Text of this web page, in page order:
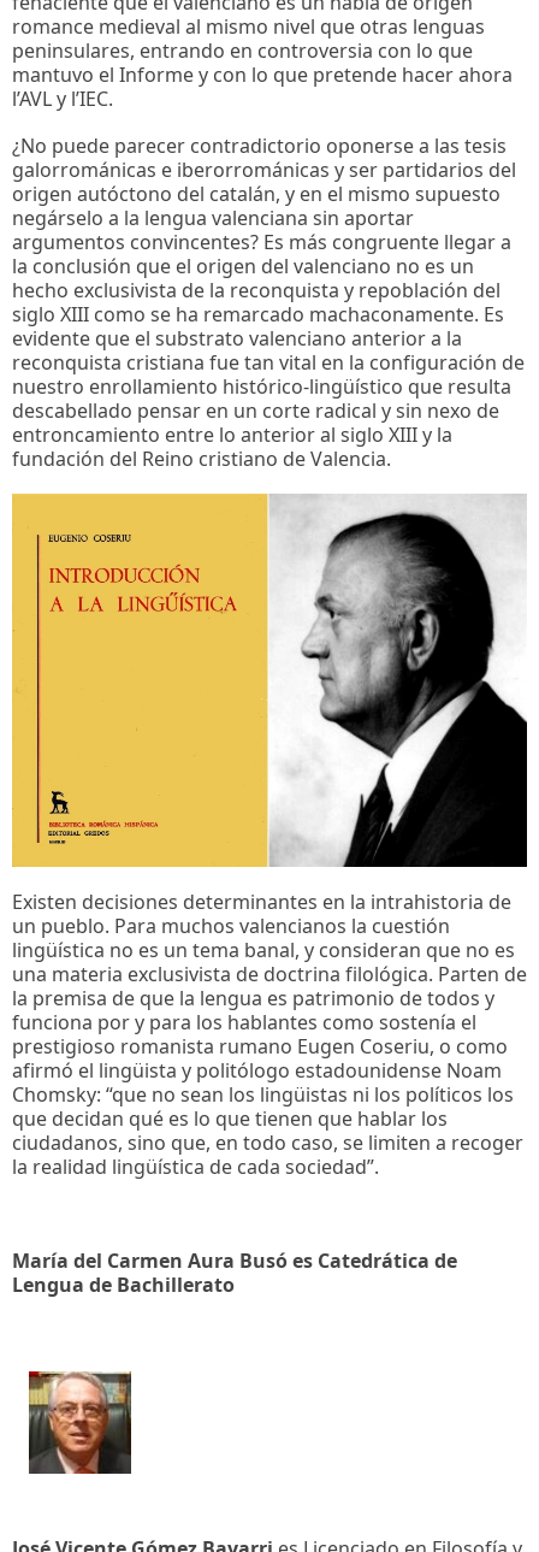
romance medieval al mismo nivel que otras lenguas
peninsulares, entrando en controversia con lo que
mantuvo el Informe y con lo que pretende hacer ahora
l’AVL y l’IEC.
¿No puede parecer contradictorio oponerse a las tesis
galorrománicas e iberorrománicas y ser partidarios del
origen autóctono del catalán, y en el mismo supuesto
negárselo a la lengua valenciana sin aportar
argumentos convincentes? Es más congruente llegar a
la conclusión que el origen del valenciano no es un
hecho exclusivista de la reconquista y repoblación del
siglo XIII como se ha remarcado machaconamente. Es
evidente que el substrato valenciano anterior a la
reconquista cristiana fue tan vital en la configuración de
nuestro enrollamiento histórico-lingüístico que resulta
descabellado pensar en un corte radical y sin nexo de
entroncamiento entre lo anterior al siglo XIII y la
fundación del Reino cristiano de Valencia.
Existen decisiones determinantes en la intrahistoria de
un pueblo. Para muchos valencianos la cuestión
lingüística no es un tema banal, y consideran que no es
una materia exclusivista de doctrina filológica. Parten de
la premisa de que la lengua es patrimonio de todos y
funciona por y para los hablantes como sostenía el
prestigioso romanista rumano Eugen Coseriu, o como
afirmó el lingüista y politólogo estadounidense Noam
Chomsky: “que no sean los lingüistas ni los políticos los
que decidan qué es lo que tienen que hablar los
ciudadanos, sino que, en todo caso, se limiten a recoger
la realidad lingüística de cada sociedad”.
María del Carmen Aura Busó es Catedrática de
Lengua de Bachillerato